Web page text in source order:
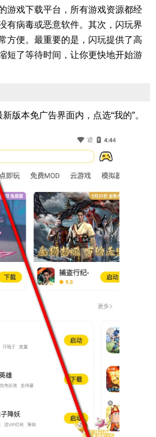
游戏下载平台，所有游戏资源都经
有病毒或恶意软件。其次，闪玩界
方便。最重要的是，闪玩提供了高
短了等待时间，让你更快地开始游
版本免广告界面内，点选“我的”。